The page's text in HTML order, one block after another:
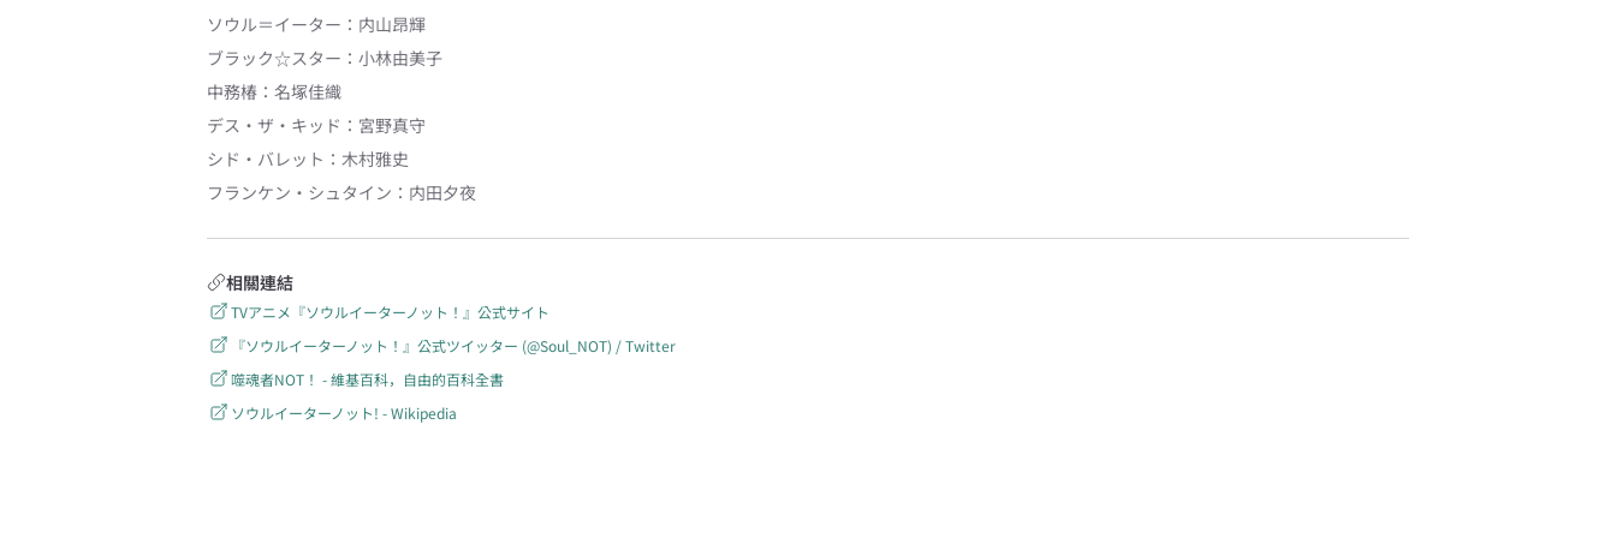
ソウル＝イーター ： 内山昂輝
ブラック☆スター ： 小林由美子
中務椿 ： 名塚佳織
デス・ザ・キッド ： 宮野真守
シド・バレット ： 木村雅史
フランケン・シュタイン ： 内田夕夜
相關連結
TVアニメ『ソウルイーターノット！』公式サイト
『ソウルイーターノット！』公式ツイッター (@Soul_NOT) / Twitter
噬魂者NOT！ - 維基百科，自由的百科全書
ソウルイーターノット! - Wikipedia